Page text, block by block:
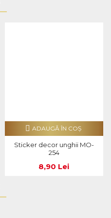
Sticker decor unghii MO-
254
8,90 Lei
ADAUGĂ ÎN COŞ